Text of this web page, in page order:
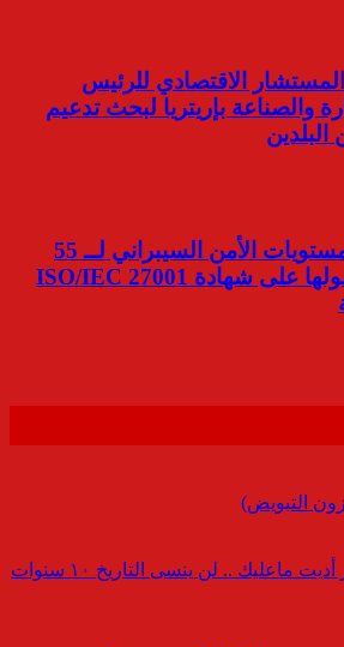
الاقتصادي للرئيس
والصناعة بإريتريا لبحث تدعيم
البلدين
ڤودافون مصر تعزز مستويات الأمن السيبراني لــ 55
مليون عميل بعد حصولها على شهادة ISO/IEC 27001
التبويض)
كلمة حق : د.شاكر أديت ماعليك .. لن ينسى التاريخ ١٠ سنوات